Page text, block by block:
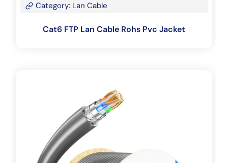
Category: Lan Cable
Cat6 FTP Lan Cable Rohs Pvc Jacket